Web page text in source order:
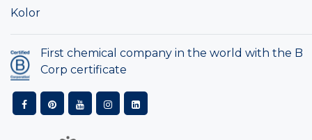
Kolor
First chemical company in the world with the B
Corp certificate